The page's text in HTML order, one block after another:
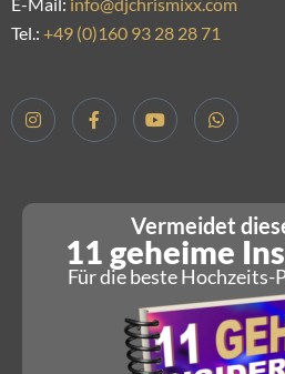
E-Mail: info@djchrismixx.com
Tel.: +49 (0)160 93 28 28 71
Vermeidet
11 geheime
Für die beste Hochzeits-